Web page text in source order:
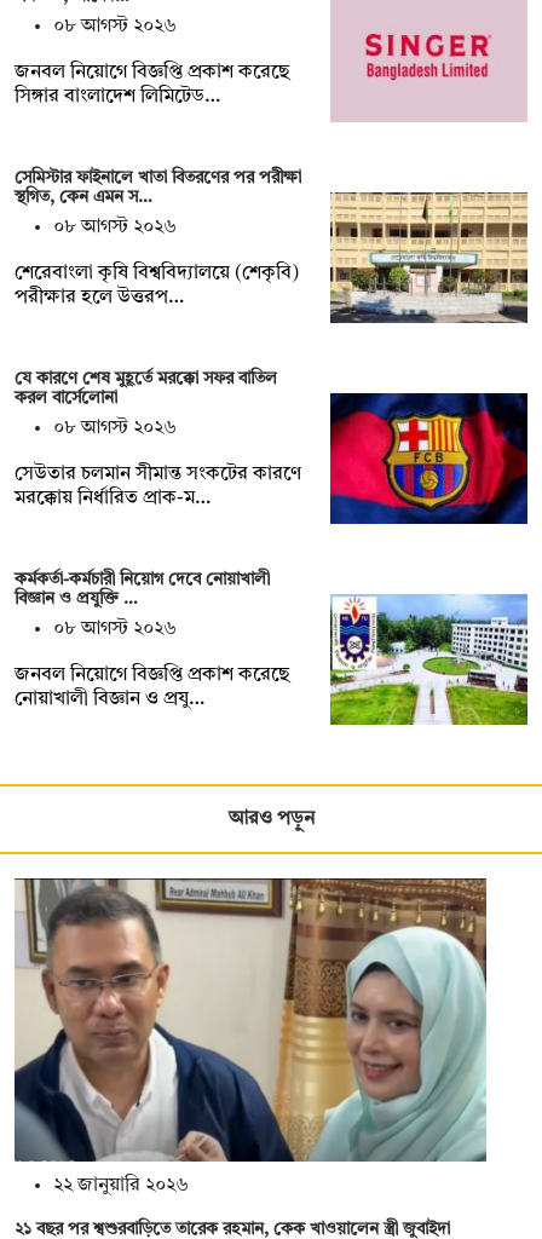
০৮ আগস্ট ২০২৬
জনবল নিয়োগে বিজ্ঞপ্তি প্রকাশ করেছে
সিঙ্গার বাংলাদেশ লিমিটেড…
সেমিস্টার ফাইনালে খাতা বিতরণের পর পরীক্ষা
স্থগিত, কেন এমন স…
০৮ আগস্ট ২০২৬
শেরেবাংলা কৃষি বিশ্ববিদ্যালয়ে (শেকৃবি)
পরীক্ষার হলে উত্তরপ…
যে কারণে শেষ মুহূর্তে মরক্কো সফর বাতিল
করল বার্সেলোনা
০৮ আগস্ট ২০২৬
সেউতার চলমান সীমান্ত সংকটের কারণে
মরক্কোয় নির্ধারিত প্রাক-ম…
কর্মকর্তা-কর্মচারী নিয়োগ দেবে নোয়াখালী
বিজ্ঞান ও প্রযুক্তি …
০৮ আগস্ট ২০২৬
জনবল নিয়োগে বিজ্ঞপ্তি প্রকাশ করেছে
নোয়াখালী বিজ্ঞান ও প্রযু…
আরও পড়ুন
২২ জানুয়ারি ২০২৬
২১ বছর পর শ্বশুরবাড়িতে তারেক রহমান, কেক খাওয়ালেন স্ত্রী জুবাইদা